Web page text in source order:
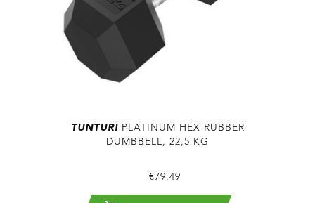
TUNTURIPLATINUM HEX RUBBER
DUMBBELL, 22,5 KG
€79,49